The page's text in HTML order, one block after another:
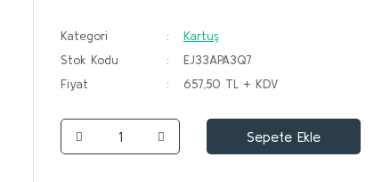
Kategori
Kartuş
Stok Kodu
EJ33APA3Q7
Fiyat
657,50 TL + KDV
Sepete Ekle